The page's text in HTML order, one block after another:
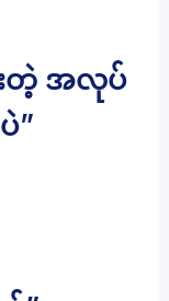
းတဲ့ အလုပ်
”